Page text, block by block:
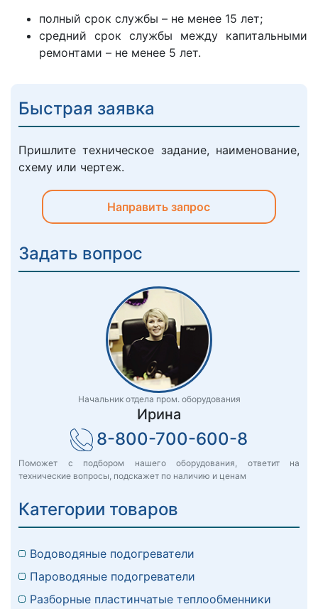
полный срок службы – не менее 15 лет;
средний срок службы между капитальными
ремонтами – не менее 5 лет.
Быстрая заявка
Пришлите техническое задание, наименование,
схему или чертеж.
Направить запрос
Задать вопрос
Начальник отдела пром. оборудования
Ирина
8-800-700-600-8
Поможет с подбором нашего оборудования, ответит на
технические вопросы, подскажет по наличию и ценам
Категории товаров
Водоводяные подогреватели
Пароводяные подогреватели
Разборные пластинчатые теплообменники